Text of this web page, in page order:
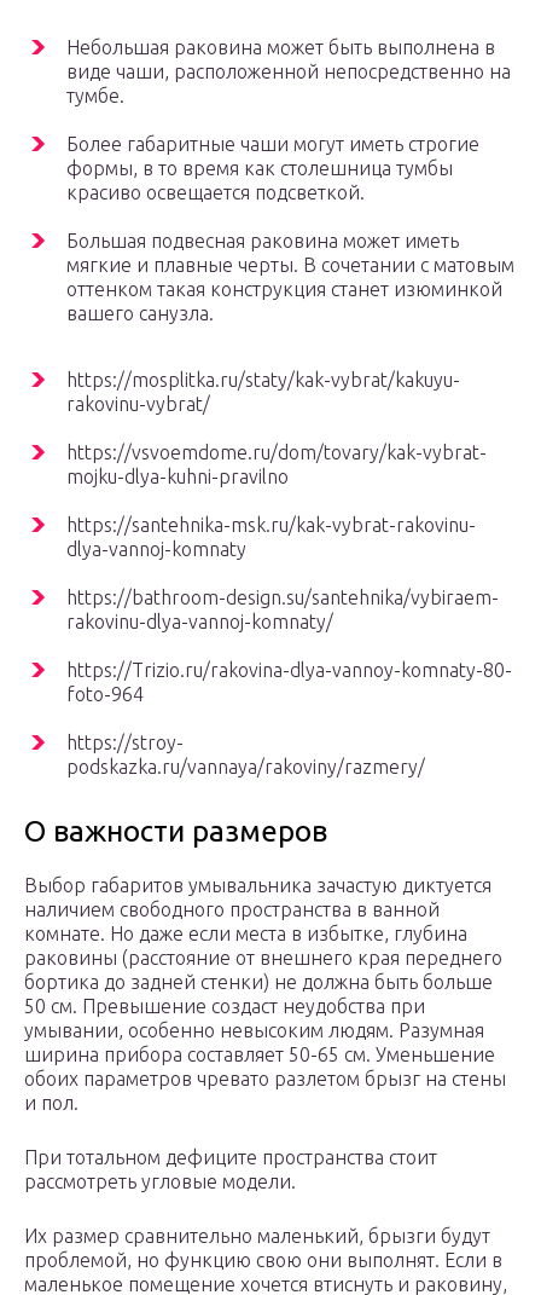
Небольшая раковина может быть выполнена в
виде чаши, расположенной непосредственно на
тумбе.
Более габаритные чаши могут иметь строгие
формы, в то время как столешница тумбы
красиво освещается подсветкой.
Большая подвесная раковина может иметь
мягкие и плавные черты. В сочетании с матовым
оттенком такая конструкция станет изюминкой
вашего санузла.
https://mosplitka.ru/staty/kak-vybrat/kakuyu-
rakovinu-vybrat/
https://vsvoemdome.ru/dom/tovary/kak-vybrat-
mojku-dlya-kuhni-pravilno
https://santehnika-msk.ru/kak-vybrat-rakovinu-
dlya-vannoj-komnaty
https://bathroom-design.su/santehnika/vybiraem-
rakovinu-dlya-vannoj-komnaty/
https://Trizio.ru/rakovina-dlya-vannoy-komnaty-80-
foto-964
https://stroy-
podskazka.ru/vannaya/rakoviny/razmery/
О важности размеров
Выбор габаритов умывальника зачастую диктуется
наличием свободного пространства в ванной
комнате. Но даже если места в избытке, глубина
раковины (расстояние от внешнего края переднего
бортика до задней стенки) не должна быть больше
50 см. Превышение создаст неудобства при
умывании, особенно невысоким людям. Разумная
ширина прибора составляет 50-65 см. Уменьшение
обоих параметров чревато разлетом брызг на стены
и пол.
При тотальном дефиците пространства стоит
рассмотреть угловые модели.
Их размер сравнительно маленький, брызги будут
проблемой, но функцию свою они выполнят. Если в
маленькое помещение хочется втиснуть и раковину,